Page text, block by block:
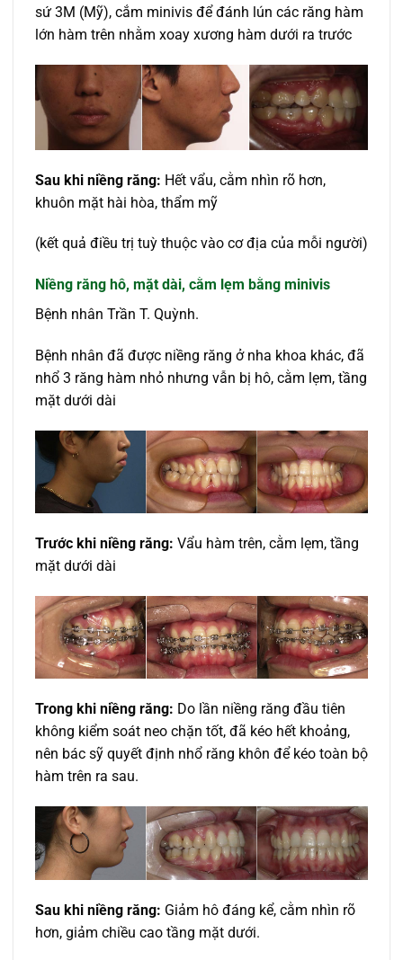
sứ 3M (Mỹ), cắm minivis để đánh lún các răng hàm
lớn hàm trên nhằm xoay xương hàm dưới ra trước
Sau khi niềng răng: Hết vẩu, cằm nhìn rõ hơn,
khuôn mặt hài hòa, thẩm mỹ
(kết quả điều trị tuỳ thuộc vào cơ địa của mỗi người)
Niềng răng hô, mặt dài, cằm lẹm bằng minivis
Bệnh nhân Trần T. Quỳnh.
Bệnh nhân đã được niềng răng ở nha khoa khác, đã
nhổ 3 răng hàm nhỏ nhưng vẫn bị hô, cằm lẹm, tầng
mặt dưới dài
Trước khi niềng răng: Vẩu hàm trên, cằm lẹm, tầng
mặt dưới dài
Trong khi niềng răng: Do lần niềng răng đầu tiên
không kiểm soát neo chặn tốt, đã kéo hết khoảng,
nên bác sỹ quyết định nhổ răng khôn để kéo toàn bộ
hàm trên ra sau.
Sau khi niềng răng: Giảm hô đáng kể, cằm nhìn rõ
hơn, giảm chiều cao tầng mặt dưới.